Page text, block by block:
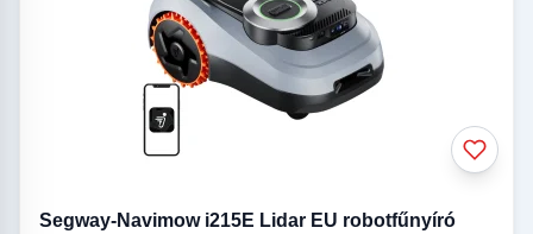
Segway-Navimow i215E Lidar EU robotfűnyíró